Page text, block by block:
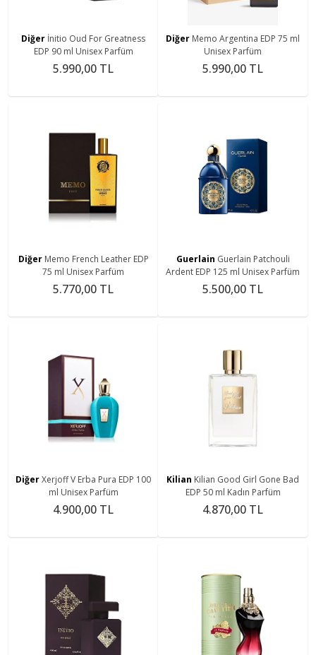
Diğer İnitio Oud For Greatness
EDP 90 ml Unisex Parfüm
5.990,00 TL
Diğer Memo Argentina EDP 75 ml
Unisex Parfüm
5.990,00 TL
Diğer Memo French Leather EDP
75 ml Unisex Parfüm
5.770,00 TL
Guerlain Guerlain Patchouli
Ardent EDP 125 ml Unisex Parfüm
5.500,00 TL
DiğerXerjoff V Erba Pura EDP 100
ml Unisex Parfüm
4.900,00 TL
Kilian Kilian Good Girl Gone Bad
EDP 50 ml Kadın Parfüm
4.870,00 TL